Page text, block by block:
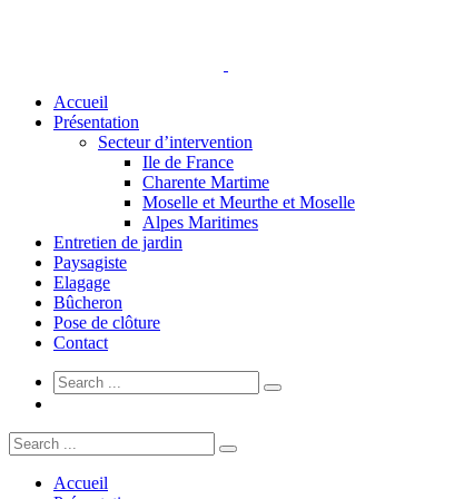
Accueil
Présentation
Secteur d’intervention
Ile de France
Charente Martime
Moselle et Meurthe et Moselle
Alpes Maritimes
Entretien de jardin
Paysagiste
Elagage
Bûcheron
Pose de clôture
Contact
Accueil